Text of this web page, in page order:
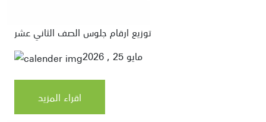
توزيع ارقام جلوس الصف الثاني عشر
مايو 25 , 2026
اقراء المزيد